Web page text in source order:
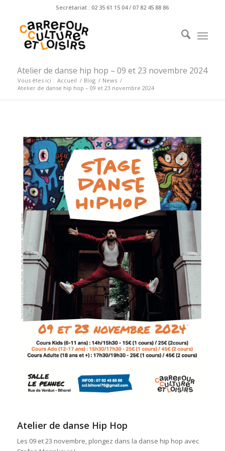
Secrétariat : 02 35 61 15 04 / 07 82 45 88 86
Atelier de danse hip hop – 09 et 23 novembre 2024
Vous êtes ici : Accueil / Blog / News /
Atelier de danse hip hop – 09 et 23 novembre 2024
Atelier de danse Hip Hop
Les 09 et 23 novembre, plongez dans la danse hip hop avec